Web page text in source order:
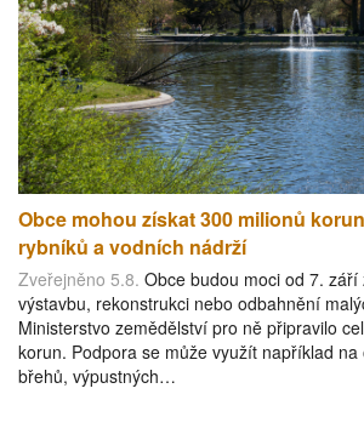
Obce mohou získat 300 milionů
rybníků a vodních nádrží
Zveřejněno 5.8. Obce budou moci od 7. září
výstavbu, rekonstrukci nebo odbahnění
Ministerstvo zemědělství pro ně připravilo
korun. Podpora se může využít například
břehů, výpustných…